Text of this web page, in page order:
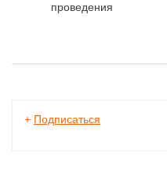
проведения
+ Подписаться